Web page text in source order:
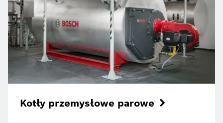
Kotły przemysłowe parowe